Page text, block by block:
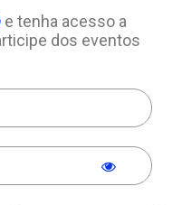
e tenha acesso a
dos eventos